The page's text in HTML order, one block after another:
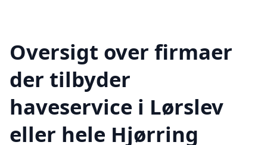
Oversigt over firmaer
der tilbyder
haveservice i Lørslev
eller hele Hjørring